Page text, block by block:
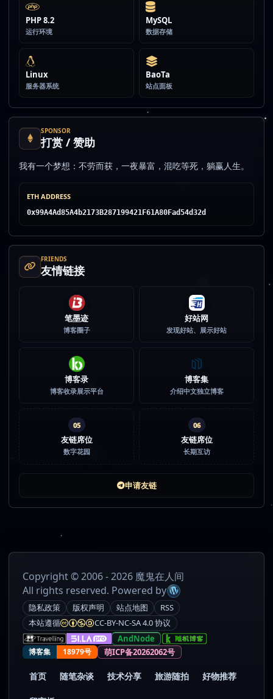
PHP 8.2
运行环境
MySQL
数据存储
Linux
服务器系统
BaoTa
站点面板
SPONSOR
打赏 / 赞助
我有一个梦想：不劳而获，一夜暴富，混吃等死，躺赢人生。
ETH ADDRESS
0x99A4Ad85A4b2173B287199421F61A80Fad54d32d
FRIENDS
友情链接
笔墨迹
博客圈子
好站网
发现好站、展示好站
博客录
博客收录展示平台
博客集
介绍中文独立博客
05
友链席位
数字花园
06
友链席位
长期互访
申请友链
Copyright © 2006 - 2026 魔鬼在人间
All rights reserved. Powered by
隐私政策 版权声明 站点地图
RSS
本站遵循
CC-BY-NC-SA 4.0 协议
AndNode
博客集 18979号 萌ICP备20262062号
首页 随笔杂谈 技术分享 旅游随拍 好物推荐